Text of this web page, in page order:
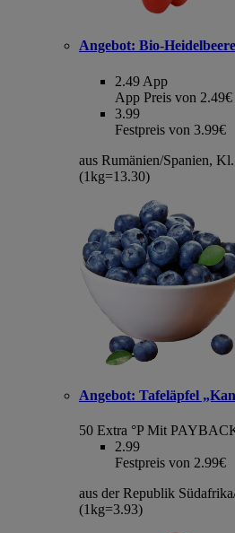
Angebot: Bio-
2.49 App
App Preis von 2.49€
3.99
Festpreis von 3.99€
aus Rumänien/Spanien,
(1kg=13.30)
Angebot: Tafeläpfel
50 Extra °P Mit
2.99
Festpreis von 2.99€
aus der Republik
(1kg=3.93)